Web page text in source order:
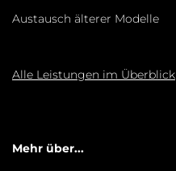
Austausch älterer Modelle
Alle Leistungen im Überblick
Mehr über...